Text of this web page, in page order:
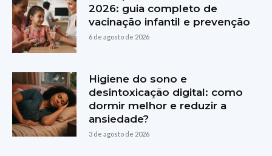
2026: guia completo de
vacinação infantil e prevenção
6 de agosto de 2026
Higiene do sono e
desintoxicação digital: como
dormir melhor e reduzir a
ansiedade?
3 de agosto de 2026